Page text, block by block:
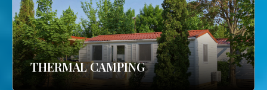
THERMAL CAMPING